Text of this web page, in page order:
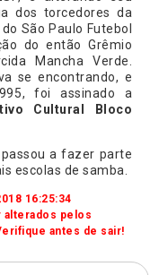
dos torcedores da
São Paulo Futebol
do então Grêmio
Mancha Verde.
se encontrando, e
foi assinado a
Cultural Bloco
a fazer parte
escolas de samba.
16:25:34
pelos
antes de sair!